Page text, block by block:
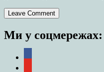
Ми у соцмережах: